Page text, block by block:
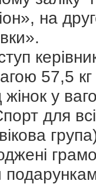
на
57,5 кг
у
для